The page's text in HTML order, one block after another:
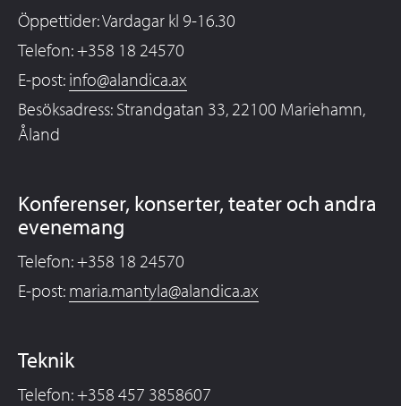
Öppettider: Vardagar kl 9-16.30
Telefon: +358 18 24570
E-post: info@alandica.ax
Besöksadress: Strandgatan 33, 22100 Mariehamn,
Åland
Konferenser, konserter, teater och andra
evenemang
Telefon: +358 18 24570
E-post: maria.mantyla@alandica.ax
Teknik
Telefon: +358 457 3858607